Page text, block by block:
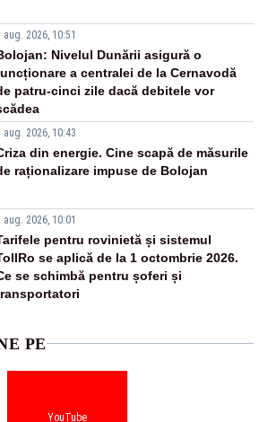
aug. 2026, 10:51
Nivelul Dunării asigură o
a centralei de la Cernavodă
patru-cinci zile dacă debitele vor
aug. 2026, 10:43
din energie. Cine scapă de măsurile
raționalizare impuse de Bolojan
aug. 2026, 10:01
pentru rovinietă și sistemul
se aplică de la 1 octombrie 2026.
se schimbă pentru șoferi și
PE
YouTube